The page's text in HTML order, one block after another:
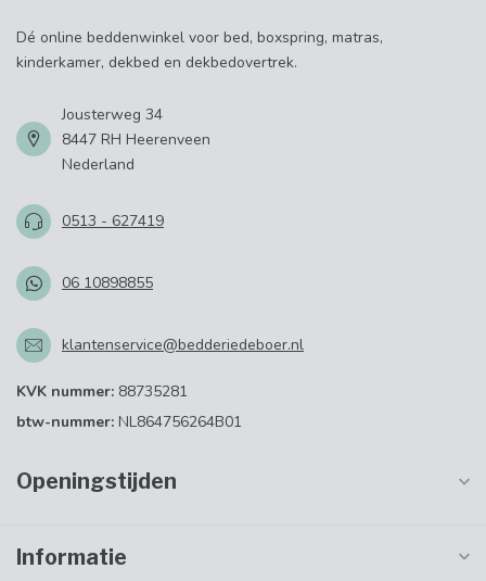
Dé online beddenwinkel voor bed, boxspring, matras,
kinderkamer, dekbed en dekbedovertrek.
Jousterweg 34
8447 RH Heerenveen
Nederland
0513 - 627419
06 10898855
klantenservice@bedderiedeboer.nl
KVK nummer: 88735281
btw-nummer: NL864756264B01
Openingstijden
Informatie